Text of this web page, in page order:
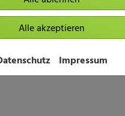
Wege
Veränderung.
Alle akzeptieren
Impressum